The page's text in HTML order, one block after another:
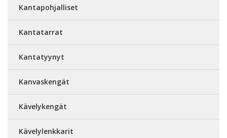
Kantapohjalliset
Kantatarrat
Kantatyynyt
Kanvaskengät
Kävelykengät
Kävelylenkkarit